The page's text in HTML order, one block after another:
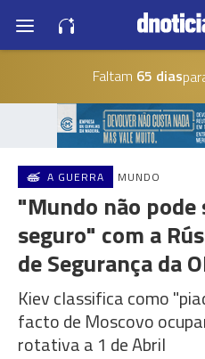
Faltam 65 dias
A GUERRA MUNDO
"Mundo não
seguro" com a
de Segurança da
Kiev classifica como
facto de Moscovo
rotativa a 1 de Abril